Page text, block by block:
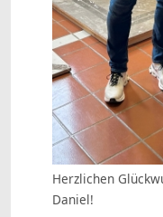
Herzlichen
Daniel!